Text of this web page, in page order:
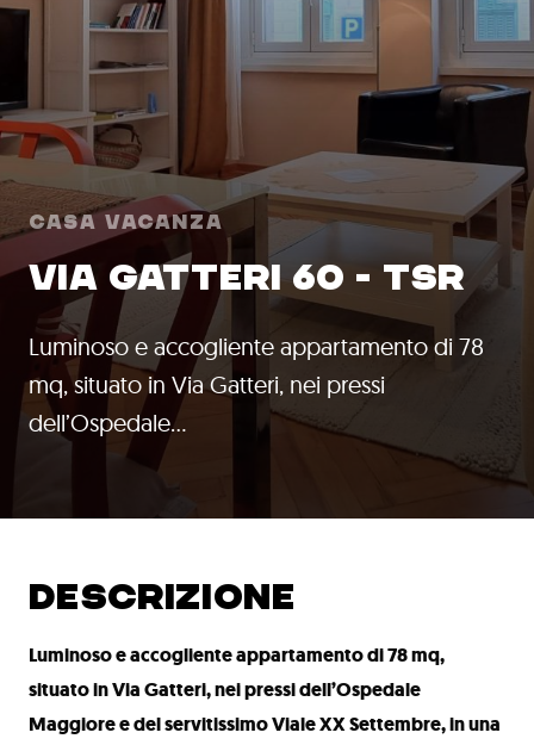
Casa Vacanza
VIA GATTERI 60 - TSR
Luminoso e accogliente appartamento di 78
mq, situato in Via Gatteri, nei pressi
dell’Ospedale…
DESCRIZIONE
Luminoso e accogliente appartamento di 78 mq,
situato in Via Gatteri, nei pressi dell’Ospedale
Maggiore e del servitissimo Viale XX Settembre, in una